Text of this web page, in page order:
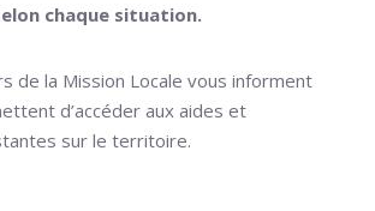
chaque situation.
de la Mission Locale vous informent
d’accéder aux aides et
sur le territoire.